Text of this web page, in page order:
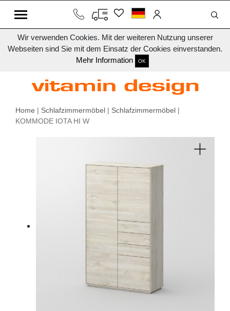
Wir verwenden Cookies. Mit der weiteren Nutzung unserer
Webseiten sind Sie mit dem Einsatz der Cookies einverstanden.
Mehr Information
OK
Home | Schlafzimmermöbel | Schlafzimmermöbel |
KOMMODE IOTA HI W